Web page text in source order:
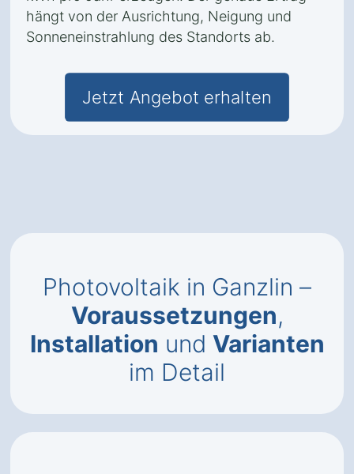
hängt von der Ausrichtung, Neigung und
Sonneneinstrahlung des Standorts ab.
Jetzt Angebot erhalten
Photovoltaik in Ganzlin –
Voraussetzungen,
Installation und Varianten
im Detail